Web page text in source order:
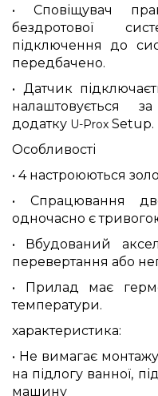
• Сповіщувач
бездротової
підключення до
передбачено.
• Датчик
налаштовується
додатку U-Prox Setup.
Особливості
• 4 настроюються
• Спрацювання
одночасно є
• Вбудований
перевертання або
• Прилад має
температури.
характеристика:
• Не вимагає
на підлогу ванної,
машину